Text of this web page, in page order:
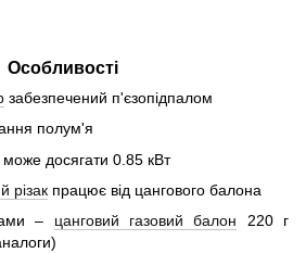
Особливості
забезпечений п'єзопідпалом
полум'я
може досягати 0.85 кВт
різак працює від цангового балона
– цанговий газовий балон 220 г